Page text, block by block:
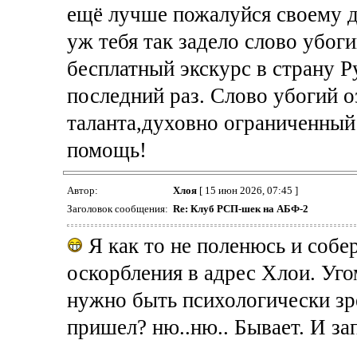
ещё лучше пожалуйся своему
уж тебя так задело слово
бесплатный экскурс в страну
последний раз. Слово убогий
таланта,духовно
помощь!
Автор: Хлоя[ 15 июн 2026, 07:45 ]
Заголовок сообщения: Re: Клуб РСП-шек на АБФ-2
Я как то не поленюсь и
оскорбления в адрес Хлои.
нужно быть психологически
пришел? ню..ню.. Бывает. И